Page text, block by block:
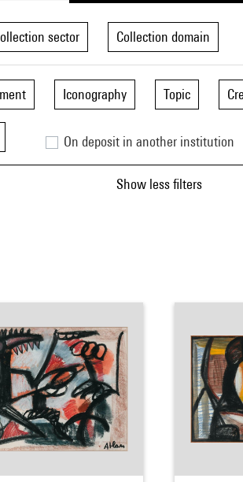
sector Collection domain
Iconography Topic
On deposit in another institution
Show less filters